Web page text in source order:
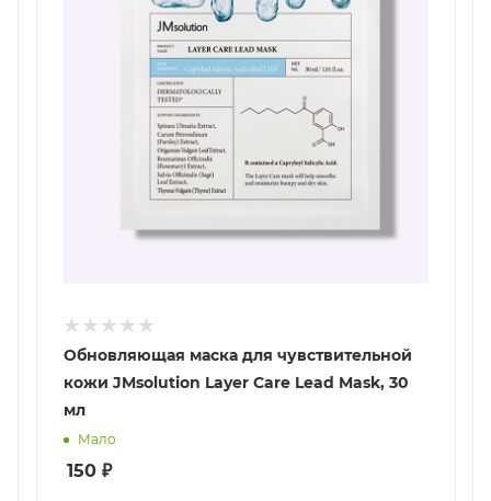
Обновляющая маска для чувствительной
кожи JMsolution Layer Care Lead Mask, 30
мл
Мало
150 ₽